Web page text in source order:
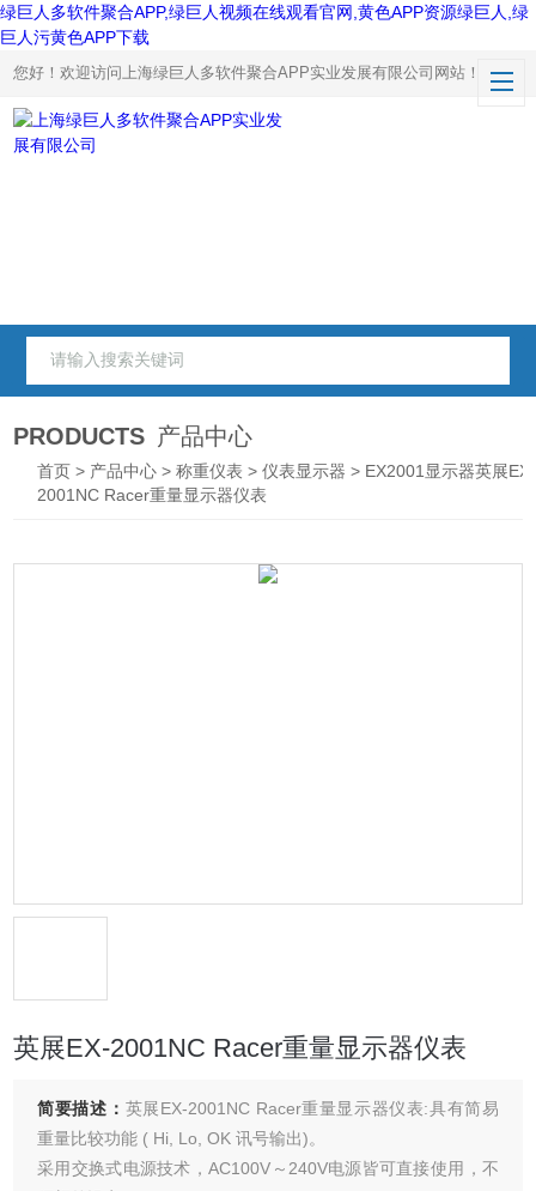
绿巨人多软件聚合APP,绿巨人视频在线观看官网,黄色APP资源绿巨人,绿
巨人污黄色APP下载
您好！欢迎访问上海绿巨人多软件聚合APP实业发展有限公司网站！
PRODUCTS 产品中心
首页 > 产品中心 >称重仪表 >仪表显示器 > EX2001显示器英展EX-
2001NC Racer重量显示器仪表
英展EX-2001NC Racer重量显示器仪表
简要描述： 英展EX-2001NC Racer重量显示器仪表:具有简易
重量比较功能 ( Hi, Lo, OK 讯号输出)。
采用交换式电源技术，AC100V～240V电源皆可直接使用，不